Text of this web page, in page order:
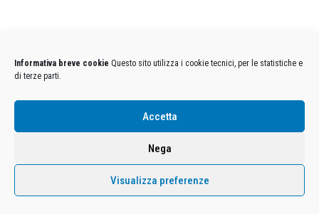
Informativa breve cookie Questo sito utilizza i cookie tecnici, per le statistiche e
di terze parti.
Accetta
Nega
Visualizza preferenze